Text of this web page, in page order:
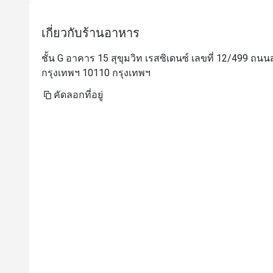
เกี่ยวกับร้านอาหาร
ชั้น G อาคาร 15 สุขุมวิท เรสซิเดนซ์ เลขที่ 12/499 ถน
กรุงเทพฯ 10110 กรุงเทพฯ
คัดลอกที่อยู่